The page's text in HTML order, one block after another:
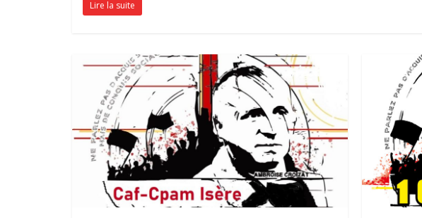
Lire la suite